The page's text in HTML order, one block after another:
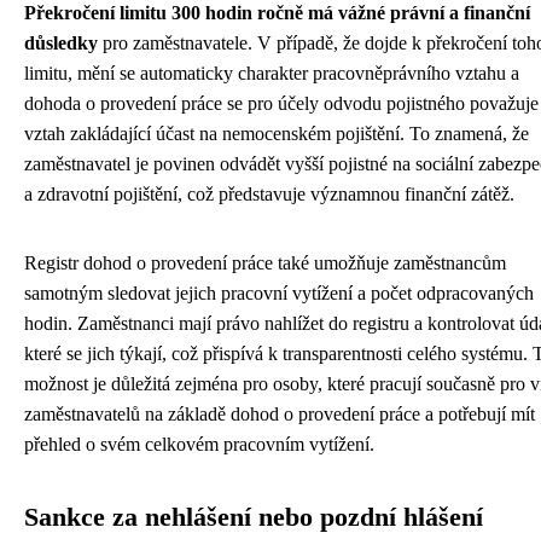
Překročení limitu 300 hodin ročně má vážné právní a finanční
důsledky pro zaměstnavatele. V případě, že dojde k překročení
limitu, mění se automaticky charakter pracovněprávního vztahu a
dohoda o provedení práce se pro účely odvodu pojistného považuje
vztah zakládající účast na nemocenském pojištění. To znamená, že
zaměstnavatel je povinen odvádět vyšší pojistné na sociální
a zdravotní pojištění, což představuje významnou finanční zátěž.
Registr dohod o provedení práce také umožňuje zaměstnancům
samotným sledovat jejich pracovní vytížení a počet odpracovaných
hodin. Zaměstnanci mají právo nahlížet do registru a kontrolovat
které se jich týkají, což přispívá k transparentnosti celého systému.
možnost je důležitá zejména pro osoby, které pracují současně pro
zaměstnavatelů na základě dohod o provedení práce a potřebují mít
přehled o svém celkovém pracovním vytížení.
Sankce za nehlášení nebo pozdní hlášení